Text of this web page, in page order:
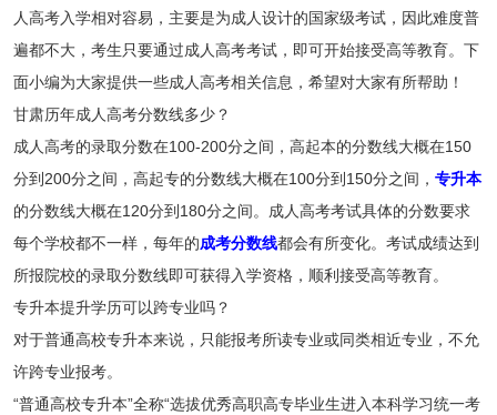
人高考入学相对容易，主要是为成人设计的国家级考试，因此难度普
遍都不大，考生只要通过成人高考考试，即可开始接受高等教育。下
面小编为大家提供一些成人高考相关信息，希望对大家有所帮助！
甘肃历年成人高考分数线多少？
成人高考的录取分数在100-200分之间，高起本的分数线大概在150
分到200分之间，高起专的分数线大概在100分到150分之间， 专升本
的分数线大概在120分到180分之间。成人高考考试具体的分数要求
每个学校都不一样，每年的成考分数线都会有所变化。考试成绩达到
所报院校的录取分数线即可获得入学资格，顺利接受高等教育。
专升本提升学历可以跨专业吗？
对于普通高校专升本来说，只能报考所读专业或同类相近专业，不允
许跨专业报考。
“普通高校专升本”全称“选拔优秀高职高专毕业生进入本科学习统一考